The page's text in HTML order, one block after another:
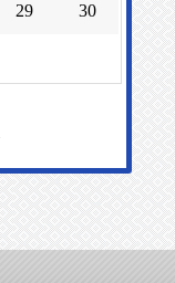
29 30